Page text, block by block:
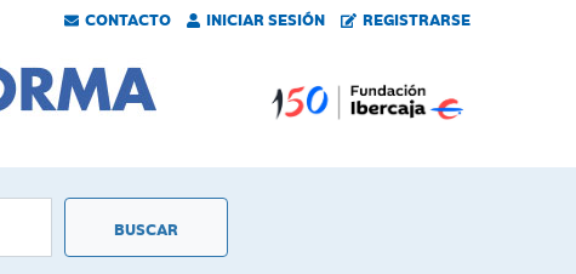
CONTACTO INICIAR SESIÓN REGISTRARSE